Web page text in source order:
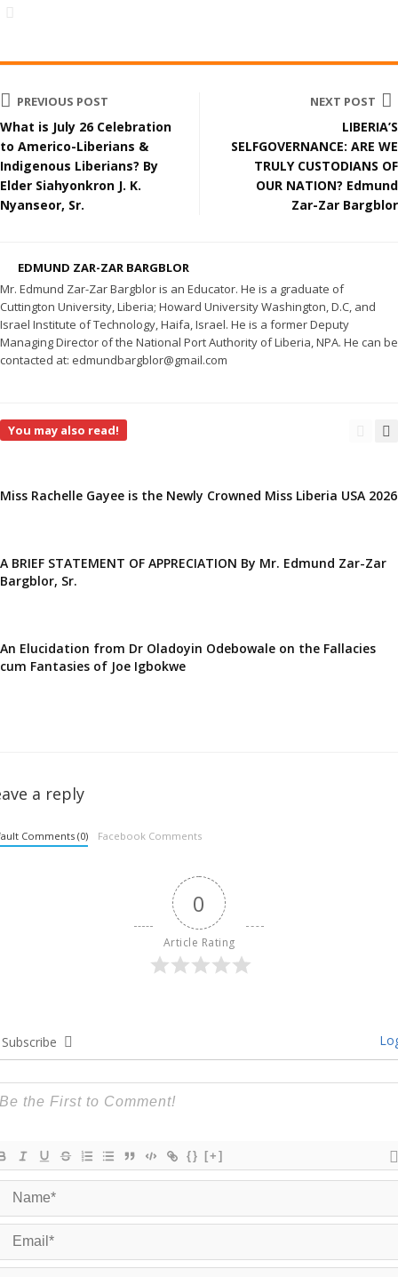
PREVIOUS POST
What is July 26 Celebration
to Americo-Liberians &
Indigenous Liberians? By
Elder Siahyonkron J. K.
Nyanseor, Sr.
NEXT POST
LIBERIA’S
SELFGOVERNANCE: ARE WE
TRULY CUSTODIANS OF
OUR NATION? Edmund
Zar-Zar Bargblor
EDMUND ZAR-ZAR BARGBLOR
Mr. Edmund Zar-Zar Bargblor is an Educator. He is a graduate of
Cuttington University, Liberia; Howard University Washington, D.C, and
Israel Institute of Technology, Haifa, Israel. He is a former Deputy
Managing Director of the National Port Authority of Liberia, NPA. He can be
contacted at: edmundbargblor@gmail.com
You may also read!
Miss Rachelle Gayee is the Newly Crowned Miss Liberia USA 2026
A BRIEF STATEMENT OF APPRECIATION By Mr. Edmund Zar-Zar
Bargblor, Sr.
An Elucidation from Dr Oladoyin Odebowale on the Fallacies
cum Fantasies of Joe Igbokwe
a reply
Comments (0) Facebook Comments
0
Article Rating
Subscribe
{} [+]